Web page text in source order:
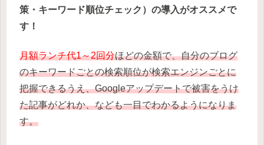
策・キーワード順位チェック）の導入がオススメで
す！
月額ランチ代1～2回分ほどの金額で、自分のブログ
のキーワードごとの検索順位が検索エンジンごとに
把握できるうえ、Googleアップデートで被害をうけ
た記事がどれか、なども一目でわかるようになりま
す。